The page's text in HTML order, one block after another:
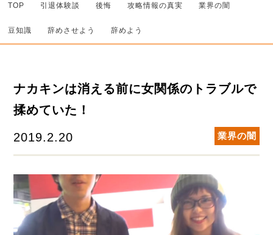
TOP 引退体験談 後悔 攻略情報の真実 業界の闇
豆知識 辞めさせよう 辞めよう
ナカキンは消える前に女関係のトラブルで
揉めていた！
2019.2.20 業界の闇